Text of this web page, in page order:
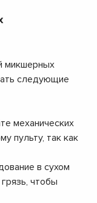
микшерных
следующие
механических
пульту, так как
в сухом
чтобы